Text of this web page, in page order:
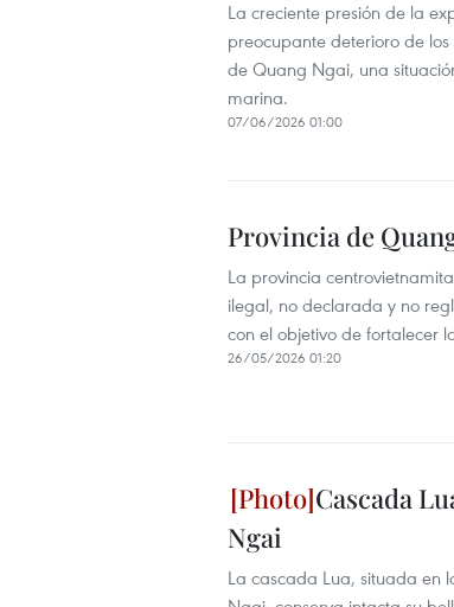
La creciente presión de la
preocupante deterioro de
de Quang Ngai, una
marina.
07/06/2026 01:00
Provincia de
La provincia
ilegal, no declarada y no
con el objetivo de fortalecer
26/05/2026 01:20
Cascada
Ngai
La cascada Lua, situada en